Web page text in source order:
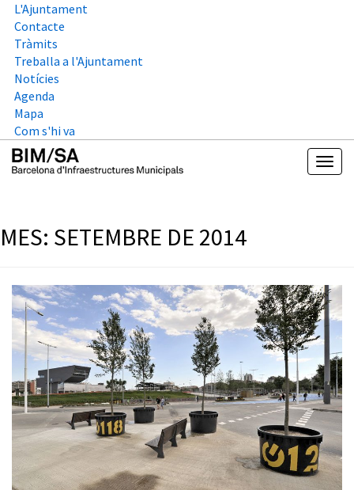
L'Ajuntament
Contacte
Tràmits
Treballa a l'Ajuntament
Notícies
Agenda
Mapa
Com s'hi va
MES: SETEMBRE DE 2014